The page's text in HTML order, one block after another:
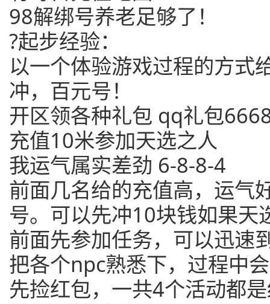
98解绑号养老足够了！
?起步经验：
以一个体验游戏过程的方式
冲，百元号！
开区领各种礼包 qq礼包
充值10米参加天选之人
我运气属实差劲 6-8-8-4
前面几名给的充值高，运气
号。可以先冲10块钱如果天
前面先参加任务，可以迅速
把各个npc熟悉下，过程中
先捡红包，一共4个活动都